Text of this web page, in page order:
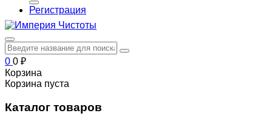
Регистрация
0 0 ₽
Корзина
Корзина пуста
Каталог товаров